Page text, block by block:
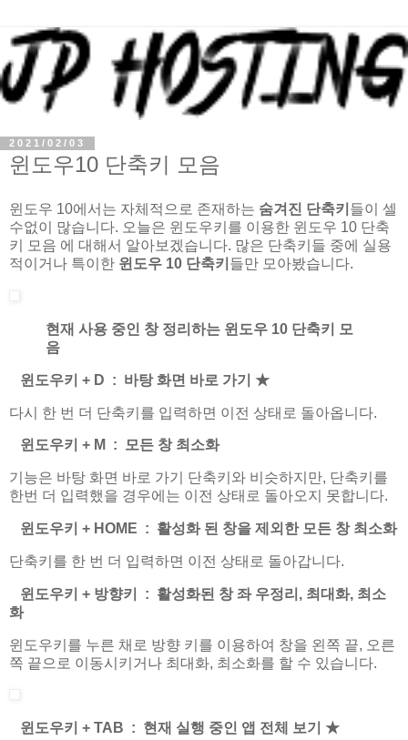
2021/02/03
윈도우10 단축키 모음
윈도우 10에서는 자체적으로 존재하는 숨겨진 단축키 들이 셀
수없이 많습니다. 오늘은 윈도우키를 이용한 윈도우 10 단축
키 모음 에 대해서 알아보겠습니다. 많은 단축키들 중에 실용
적이거나 특이한 윈도우 10 단축키 들만 모아봤습니다.
현재 사용 중인 창 정리하는 윈도우 10 단축키 모
음
윈도우키 + D : 바탕 화면 바로 가기 ★
다시 한 번 더 단축키를 입력하면 이전 상태로 돌아옵니다.
윈도우키 + M : 모든 창 최소화
기능은 바탕 화면 바로 가기 단축키와 비슷하지만, 단축키를
한번 더 입력했을 경우에는 이전 상태로 돌아오지 못합니다.
윈도우키 + HOME : 활성화 된 창을 제외한 모든 창 최소화
단축키를 한 번 더 입력하면 이전 상태로 돌아갑니다.
윈도우키 + 방향키 : 활성화된 창 좌 우정리, 최대화, 최소
화
윈도우키를 누른 채로 방향 키를 이용하여 창을 왼쪽 끝, 오른
쪽 끝으로 이동시키거나 최대화, 최소화를 할 수 있습니다.
윈도우키 + TAB : 현재 실행 중인 앱 전체 보기 ★